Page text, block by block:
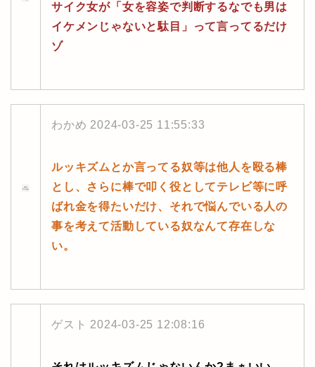
サイク女が「女を容姿で判断するなでも男は
イケメンじゃないと駄目」って言ってるだけ
ゾ
わかめ 2024-03-25 11:55:33
ルッキズムとか言ってる奴等は他人を殴る棒
とし、さらに棒で叩く役としてテレビ等に呼
ばれ金を得たいだけ、それで悩んでいる人の
事を考えて活動している奴なんて存在しな
い。
ゲスト 2024-03-25 12:08:16